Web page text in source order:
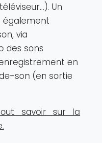
Un
également
via
des sons
en
son (en sortie
savoir sur la